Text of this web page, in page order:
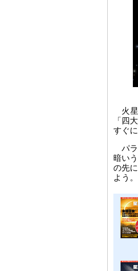
火
「四
すぐ
パ
暗い
の先
よう。